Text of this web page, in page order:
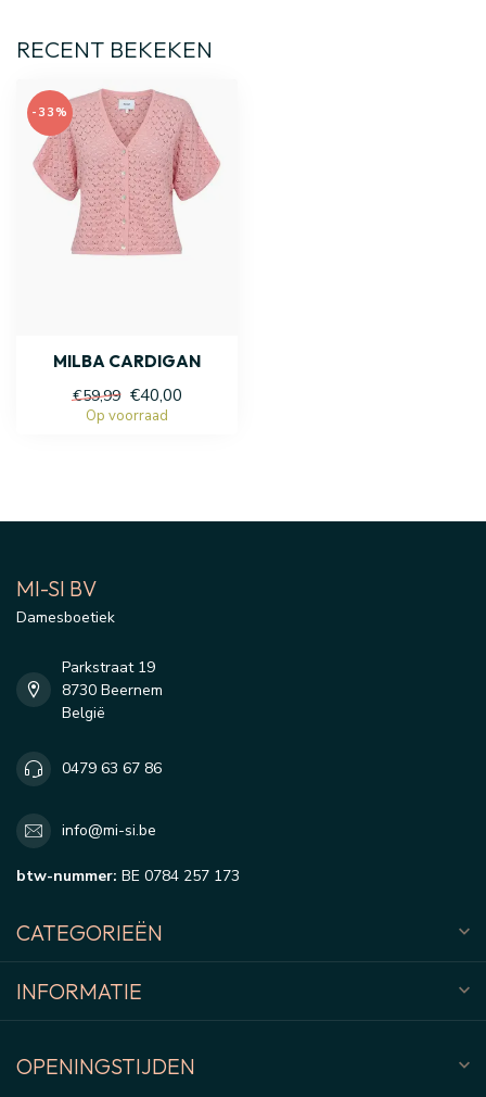
RECENT BEKEKEN
-33%
MILBA CARDIGAN
€59,99 €40,00
Op voorraad
MI-SI BV
Damesboetiek
Parkstraat 19
8730 Beernem
België
0479 63 67 86
info@mi-si.be
btw-nummer: BE 0784 257 173
CATEGORIEËN
INFORMATIE
OPENINGSTIJDEN